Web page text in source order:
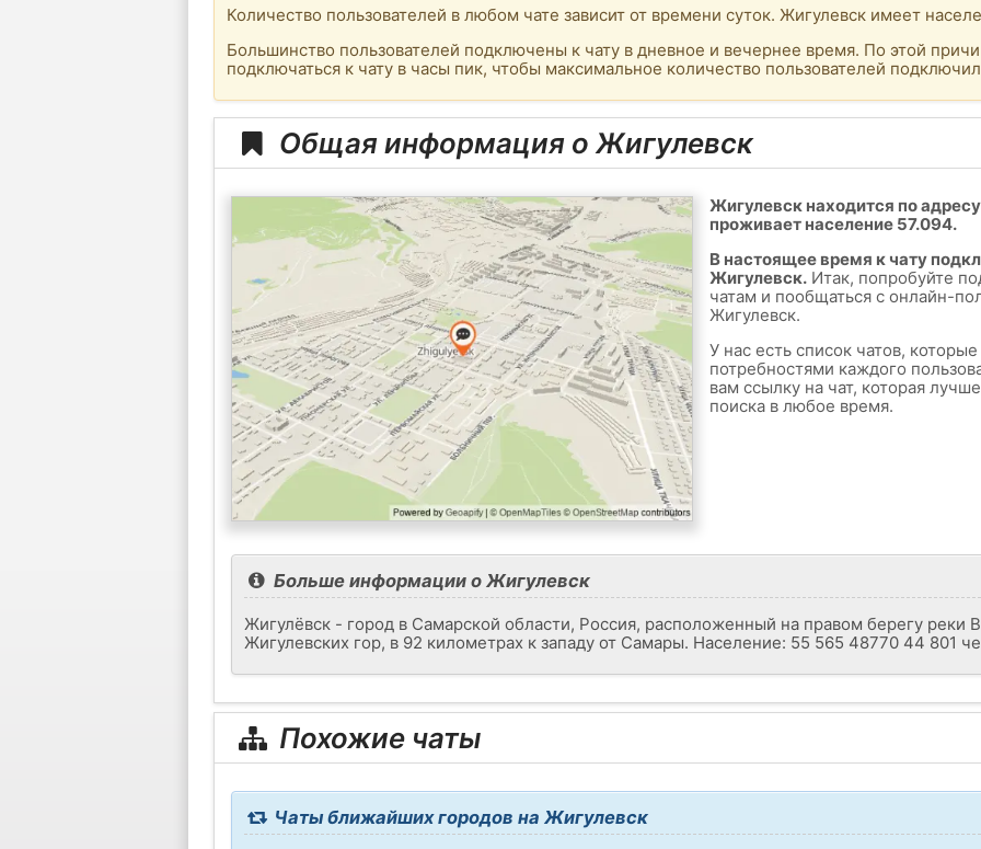
Количество пользователей в любом чате зависит от времени суток. Жигулевск имеет
Большинство пользователей подключены к чату в дневное и вечернее время. По этой
подключаться к чату в часы пик, чтобы максимальное количество пользователей
Общая информация о Жигулевск
Жигулевск находится по
проживает население 57.094.
В настоящее время к чату
Жигулевск.Итак, попробуйте
чатам и пообщаться с онлайн-
Жигулевск.
У нас есть список чатов,
потребностями каждого
вам ссылку на чат, которая
поиска в любое время.
Больше информации о Жигулевск
Жигулёвск - город в Самарской области, Россия, расположенный на правом берегу реки
Жигулевских гор, в 92 километрах к западу от Самары. Население: 55 565 48770 44 801
Похожие чаты
Чаты ближайших городов на Жигулевск